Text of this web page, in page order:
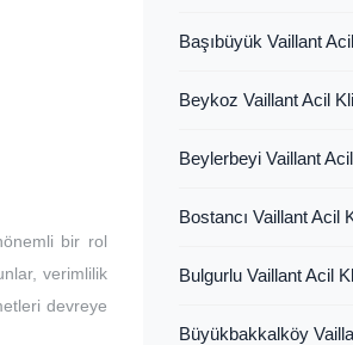
bir rol
verimlilik
devreye
Başıbüyük Vaillant
Beykoz Vaillant Acil
Beylerbeyi Vaillant
Bostancı Vaillant Acil
Bulgurlu Vaillant Acil
Büyükbakkalköy